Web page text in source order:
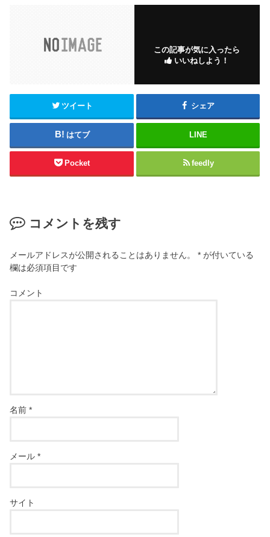
この記事が気に入ったら
いいねしよう！
ツイート シェア
はてブ LINE
Pocket feedly
コメントを残す
メールアドレスが公開されることはありません。 * が付いている
欄は必須項目です
コメント
名前*
メール*
サイト